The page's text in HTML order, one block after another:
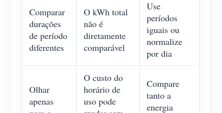
Comparar
durações
de período
diferentes
O kWh total
não é
diretamente
comparável
Use
períodos
iguais ou
normalize
por dia
Olhar
apenas
O custo do
horário de
uso pode
Compare
tanto a
energia